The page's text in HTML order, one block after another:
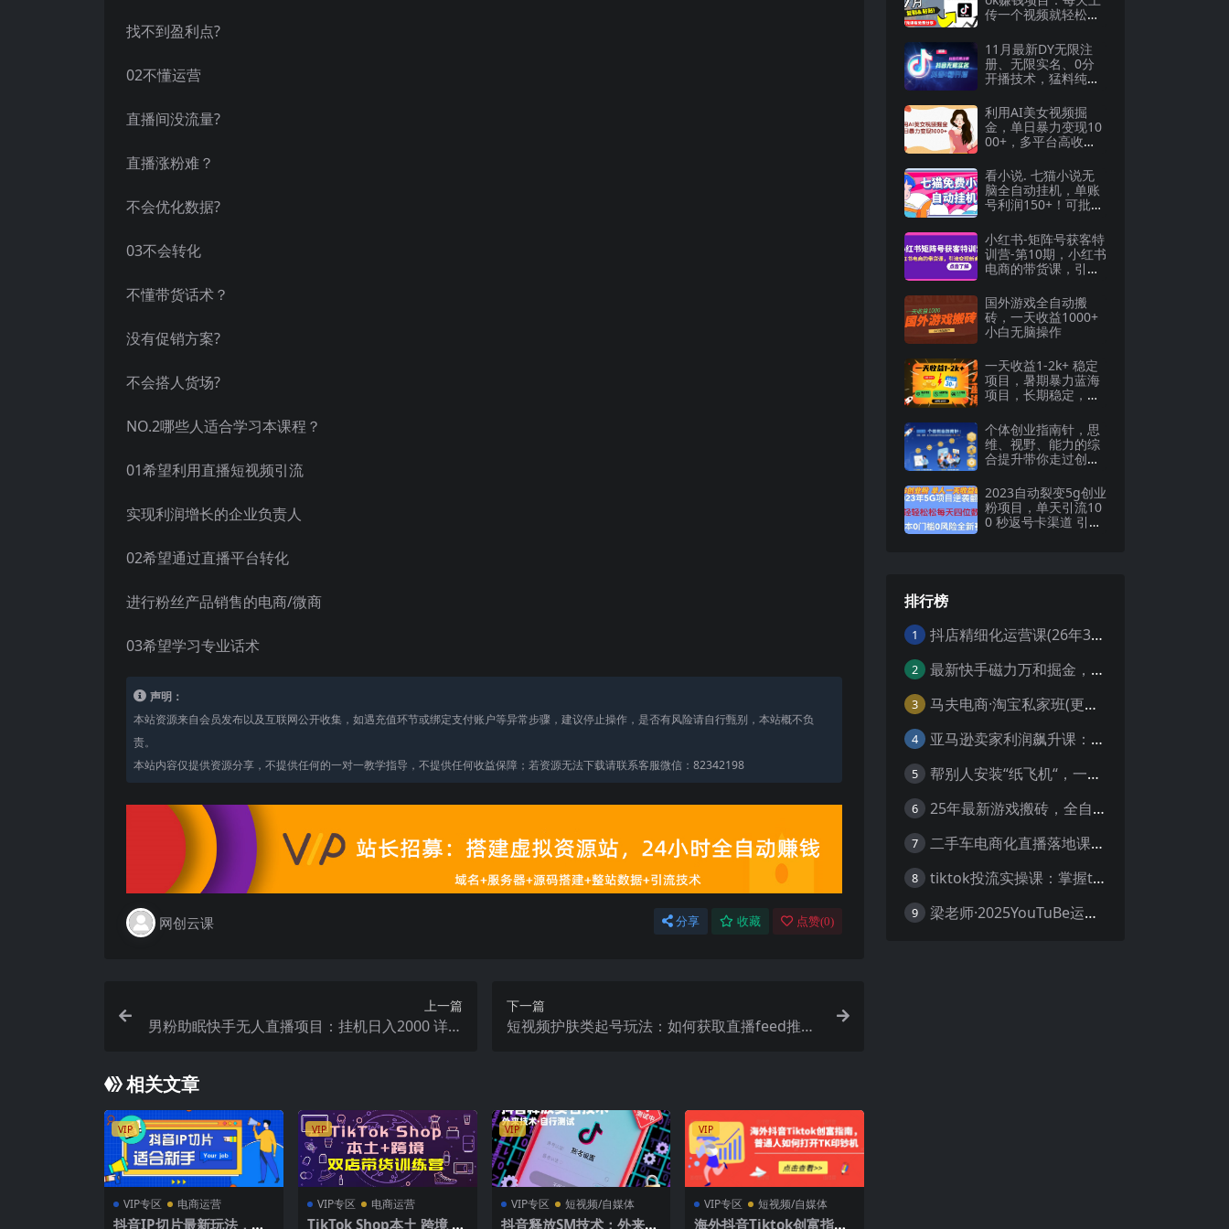
找不到盈利点?
02不懂运营
直播间没流量?
直播涨粉难？
不会优化数据?
03不会转化
不懂带货话术？
没有促销方案?
不会搭人货场?
NO.2哪些人适合学习本课程？
01希望利用直播短视频引流
实现利润增长的企业负责人
02希望通过直播平台转化
进行粉丝产品销售的电商/微商
03希望学习专业话术
声明：
本站资源来自会员发布以及互联网公开收集，如遇充值环节或绑定支付账户等异常步骤，建议停止操作，是否有风险请自行甄别，本站概不负
责。
本站内容仅提供资源分享，不提供任何的一对一教学指导，不提供任何收益保障；若资源无法下载请联系客服微信：82342198
网创云课 分享 收藏 点赞(0)
上一篇
男粉助眠快手无人直播项目：挂机日入2000 详细
下一篇
短视频护肤类起号玩法：如何获取直播feed推荐
相关文章
VIP
VIP专区 电商运营
抖音IP切片最新玩法，简
VIP
VIP专区 电商运营
TikTok Shop本土 跨境 双
VIP
VIP专区 短视频/自媒体
抖音释放SM技术：外来技
VIP
VIP专区 短视频/自媒体
海外抖音Tiktok创富指
传一个视频就轻松月
11月最新DY无限注
册、无限实名、0分
开播技术，猛料纯干
利用AI美女视频掘
金，单日暴力变现10
00+，多平台高收
完…
看小说. 七猫小说无
脑全自动挂机，单账
号利润150+！可批量
小红书-矩阵号获客特
训营-第10期，小红书
电商的带货课，引流
国外游戏全自动搬
砖，一天收益1000+
小白无脑操作
一天收益1-2k+ 稳定
项目，暑期暴力蓝海
项目，长期稳定，人
个体创业指南针，思
维、视野、能力的综
合提升带你走过创业
频】
2023自动裂变5g创业
粉项目，单天引流10
0 秒返号卡渠道 引流
排行榜
1 抖店精细化运营课(26年3月更新
2 最新快手磁力万和掘金，自动搬砖，轻松日入100-200，操作简单
3 马夫电商·淘宝私家班(更新3月)
4 亚马逊卖家利润飙升课：从品类成功公式到海王打法，让每个SKU都成爆款一路飙升(更新26年3月
5 帮别人安装“纸飞机“，一单赚10—30元不等：附：免费节点
6 25年最新游戏搬砖，全自动挂机，不需要玩游戏，单手机操作日入300+
7 二手车电商化直播落地课，从0到1带你玩转二手车直播
8 tiktok投流实操课：掌握tiktok投流底层逻辑 独家TK投流玩法
9 梁老师·2025YouTuBe运营掘金指南